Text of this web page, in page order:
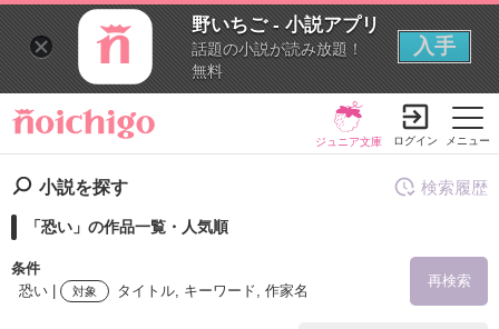
野いちご - 小説アプリ
話題の小説が読み放題！
無料
入手
メニュー
ジュニア文庫 ログイン
小説を探す
「恐い」の作品一覧・人気順
条件
恐い |
対象 タイトル, キーワード, 作家名
再検索
検索履歴